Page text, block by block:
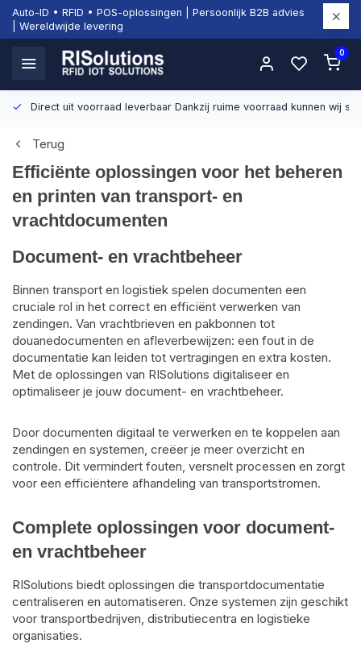
Auto-ID • RFID • POS-oplossingen | Persoonlijk B2B advies
| Wereldwijde levering
0
Direct uit voorraad leverbaar Dankzij ruime voorraad kunnen wij
Terug
Efficiënte oplossingen voor het beheren
en printen van transport- en
vrachtdocumenten
Document- en vrachtbeheer
Binnen transport en logistiek spelen documenten een
cruciale rol in het correct en efficiënt verwerken van
zendingen. Van vrachtbrieven en pakbonnen tot
douanedocumenten en afleverbewijzen: een fout in de
documentatie kan leiden tot vertragingen en extra kosten.
Met de oplossingen van RISolutions digitaliseer en
optimaliseer je jouw document- en vrachtbeheer.
Door documenten digitaal te verwerken en te koppelen aan
zendingen en systemen, creëer je meer overzicht en
controle. Dit vermindert fouten, versnelt processen en zorgt
voor een efficiëntere afhandeling van transportstromen.
Complete oplossingen voor document-
en vrachtbeheer
RISolutions biedt oplossingen die transportdocumentatie
centraliseren en automatiseren. Onze systemen zijn geschikt
voor transportbedrijven, distributiecentra en logistieke
organisaties.